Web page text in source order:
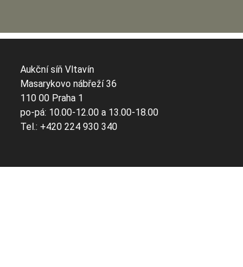
Aukční síň Vltavín
Masarykovo nábřeží 36
110 00 Praha 1
po-pá: 10.00-12.00 a 13.00-18.00
Tel.: +420 224 930 340